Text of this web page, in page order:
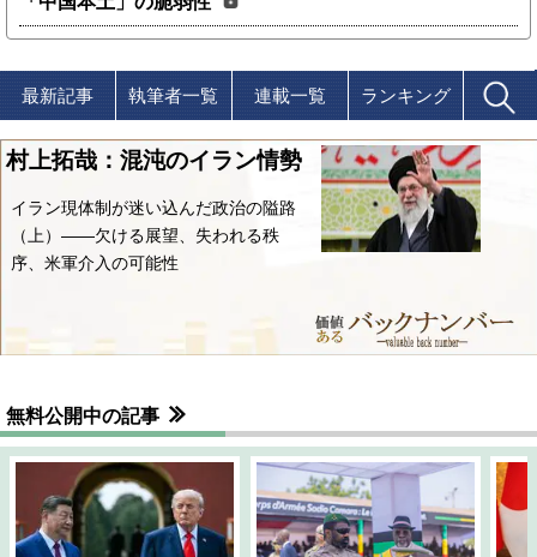
最新記事 執筆者一覧 連載一覧 ランキング
村上拓哉：混沌のイラン情勢
イラン現体制が迷い込んだ政治の隘路
（上）――欠ける展望、失われる秩
序、米軍介入の可能性
無料公開中の記事